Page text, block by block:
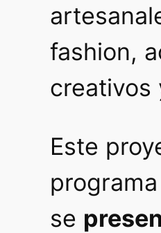
fashion,
creativos
Este
se